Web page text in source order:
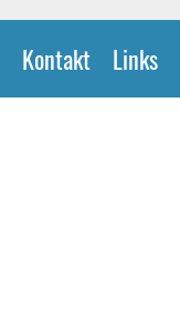
Kontakt Links